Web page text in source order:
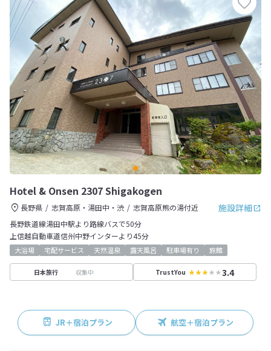
Hotel & Onsen 2307 Shigakogen
施設詳細
長野県 志賀高原・湯田中・渋
志賀高原熊の湯付近
長野鉄道線湯田中駅より路線バスで50分
上信越自動車道信州中野インターより45分
大浴場 宅配サービス 天然温泉 露天風呂 駐車場有り 旅館
日本旅行 収集中 TrustYou 3.4
JR＋宿泊プラン 航空＋宿泊プラン